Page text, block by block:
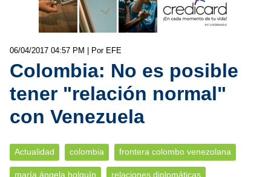
06/04/2017 04:57 PM | Por EFE
Colombia: No es posible
tener "relación normal"
con Venezuela
Actualidad colombia frontera colombo venezolana
maría ángela holguín relaciones diplomáticas